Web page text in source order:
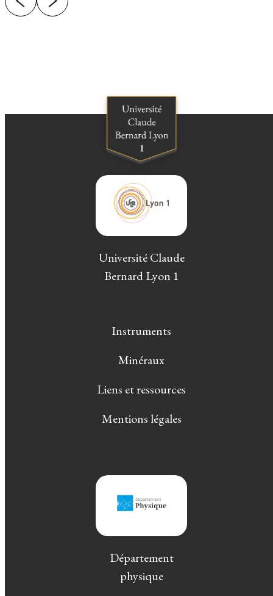
Université Claude
Bernard Lyon 1
Instruments
Minéraux
Liens et ressources
Mentions légales
Département
physique